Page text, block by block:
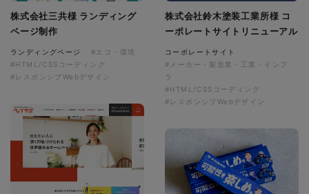
株式会社三共様 ランディング
ページ制作
ランディングページ
#エコ・環境
#HTML/CSSコーディング
#レスポンシブWebデザイン
株式会社鈴木塗装工業所様 コ
ーポレートサイトリニューアル
コーポレートサイト
#メーカー・製造業・工業・インフ
ラ
#HTML/CSSコーディング
#レスポンシブWebデザイン